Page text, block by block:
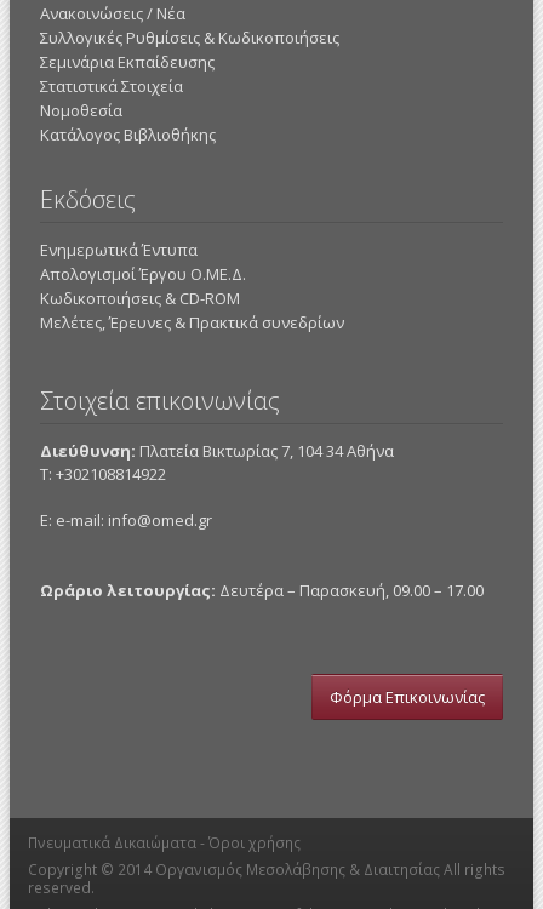
Ανακοινώσεις / Νέα
Συλλογικές Ρυθμίσεις & Κωδικοποιήσεις
Σεμινάρια Εκπαίδευσης
Στατιστικά Στοιχεία
Νομοθεσία
Κατάλογος Βιβλιοθήκης
Εκδόσεις
Ενημερωτικά Έντυπα
Απολογισμοί Έργου Ο.ΜΕ.Δ.
Κωδικοποιήσεις & CD-ROM
Mελέτες, Έρευνες & Πρακτικά συνεδρίων
Στοιχεία επικοινωνίας
Διεύθυνση: Πλατεία Βικτωρίας 7, 104 34 Αθήνα
Τ: +302108814922
E: e-mail: info@omed.gr
Ωράριο λειτουργίας: Δευτέρα – Παρασκευή, 09.00 – 17.00
Φόρμα Επικοινωνίας
Πνευματικά Δικαιώματα - Όροι χρήσης
Copyright © 2014 Οργανισμός Μεσολάβησης & Διαιτησίας All rights
reserved.